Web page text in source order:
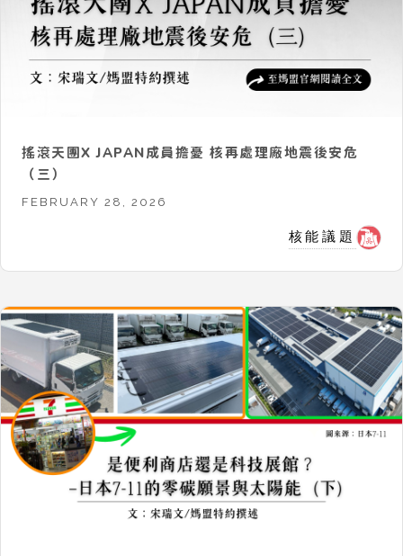
搖滾天團X JAPAN成員擔憂 核再處理廠地震後安危
（三）
FEBRUARY 28, 2026
核能議題